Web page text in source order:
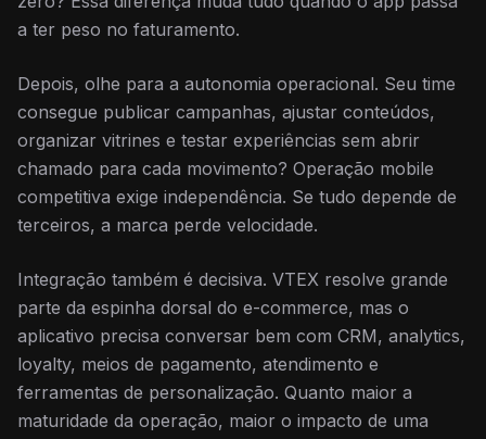
a ter peso no faturamento.
Depois, olhe para a autonomia operacional. Seu time
consegue publicar campanhas, ajustar conteúdos,
organizar vitrines e testar experiências sem abrir
chamado para cada movimento? Operação mobile
competitiva exige independência. Se tudo depende de
terceiros, a marca perde velocidade.
Integração também é decisiva. VTEX resolve grande
parte da espinha dorsal do e-commerce, mas o
aplicativo precisa conversar bem com CRM, analytics,
loyalty, meios de pagamento, atendimento e
ferramentas de personalização. Quanto maior a
maturidade da operação, maior o impacto de uma